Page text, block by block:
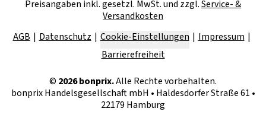
Preisangaben inkl. gesetzl. MwSt. und zzgl.Service- &
Versandkosten
AGB
Datenschutz Cookie-Einstellungen
Impressum
Barrierefreiheit
© 2026bonprix.Alle Rechte vorbehalten.
bonprix Handelsgesellschaft mbH • Haldesdorfer Straße 61 •
22179 Hamburg